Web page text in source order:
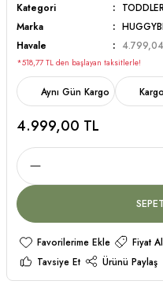
Kategori
Marka
Havale
*518,77 TL den başlayan taksitlerle!
Aynı Gün Kargo
4.999,00 TL
Fiyat
Tavsiye Et
Ürünü Paylaş